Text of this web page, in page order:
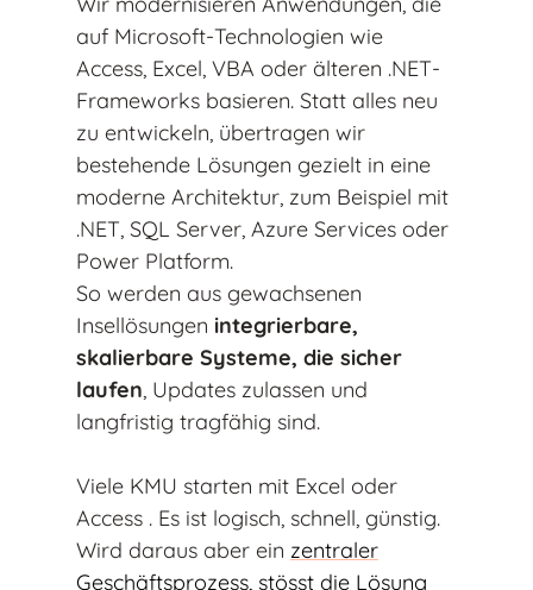
auf Microsoft-Technologien wie
Access, Excel, VBA oder älteren .NET-
Frameworks basieren. Statt alles neu
zu entwickeln, übertragen wir
bestehende Lösungen gezielt in eine
moderne Architektur, zum Beispiel mit
.NET, SQL Server, Azure Services oder
Power Platform.
So werden aus gewachsenen
Insellösungen integrierbare,
skalierbare Systeme, die sicher
laufen, Updates zulassen und
langfristig tragfähig sind.
Viele KMU starten mit Excel oder
Access . Es ist logisch, schnell, günstig.
Wird daraus aber ein zentraler
Geschäftsprozess, stösst die Lösung